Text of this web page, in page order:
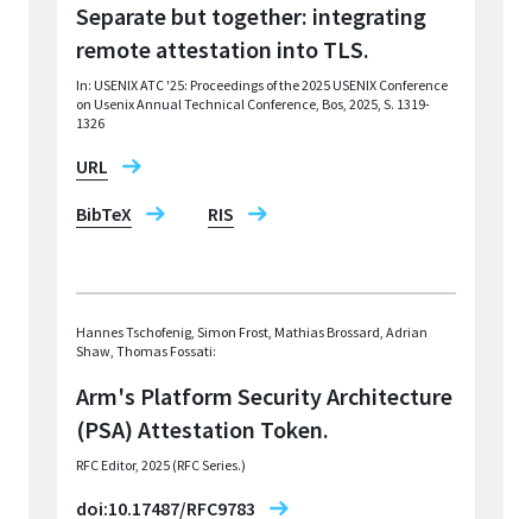
Separate but together: integrating
remote attestation into TLS.
In: USENIX ATC '25: Proceedings of the 2025 USENIX Conference
on Usenix Annual Technical Conference, Bos, 2025, S. 1319-
1326
URL
BibTeX
RIS
Hannes Tschofenig, Simon Frost, Mathias Brossard, Adrian
Shaw, Thomas Fossati:
Arm's Platform Security Architecture
(PSA) Attestation Token.
RFC Editor, 2025 (RFC Series.)
doi:10.17487/RFC9783